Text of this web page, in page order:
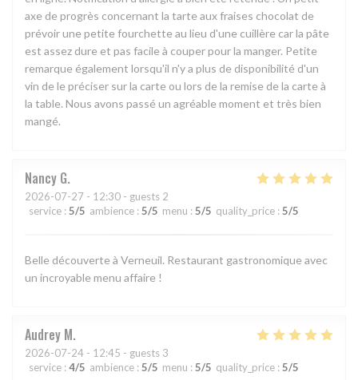
axe de progrès concernant la tarte aux fraises chocolat de
prévoir une petite fourchette au lieu d'une cuillère car la pâte
est assez dure et pas facile à couper pour la manger. Petite
remarque également lorsqu'il n'y a plus de disponibilité d'un
vin de le préciser sur la carte ou lors de la remise de la carte à
la table. Nous avons passé un agréable moment et très bien
mangé.
Nancy G
2026-07-27 - 12:30 - guests 2
service : 5/5 ambience : 5/5 menu : 5/5 quality_price : 5/5
Belle découverte à Verneuil. Restaurant gastronomique avec
un incroyable menu affaire !
Audrey M
2026-07-24 - 12:45 - guests 3
service : 4/5 ambience : 5/5 menu : 5/5 quality_price : 5/5